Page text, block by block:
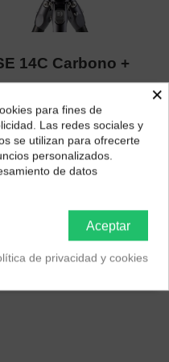
14C Carbono +
tu pedido?
los precios e
tu región.
×
para fines de
Las redes sociales y
se utilizan para ofrecerte
personalizados.
de datos
Aceptar
de privacidad y cookies